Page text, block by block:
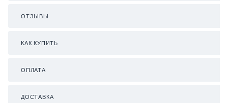
ОТЗЫВЫ
КАК КУПИТЬ
ОПЛАТА
ДОСТАВКА